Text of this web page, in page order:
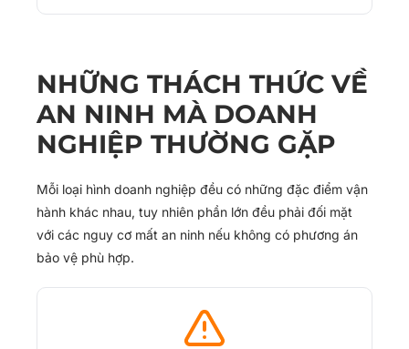
NHỮNG THÁCH THỨC VỀ
AN NINH MÀ DOANH
NGHIỆP THƯỜNG GẶP
Mỗi loại hình doanh nghiệp đều có những đặc điểm vận
hành khác nhau, tuy nhiên phần lớn đều phải đối mặt
với các nguy cơ mất an ninh nếu không có phương án
bảo vệ phù hợp.